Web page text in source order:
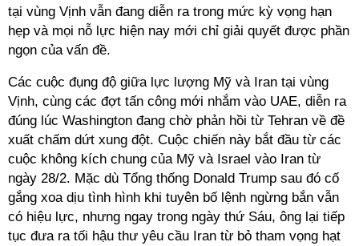
tại vùng Vịnh vẫn đang diễn ra trong mức kỳ vọng hạn
hẹp và mọi nỗ lực hiện nay mới chỉ giải quyết được phần
ngọn của vấn đề.
Các cuộc đụng độ giữa lực lượng Mỹ và Iran tại vùng
Vịnh, cùng các đợt tấn công mới nhắm vào UAE, diễn ra
đúng lúc Washington đang chờ phản hồi từ Tehran về đề
xuất chấm dứt xung đột. Cuộc chiến này bắt đầu từ các
cuộc không kích chung của Mỹ và Israel vào Iran từ
ngày 28/2. Mặc dù Tổng thống Donald Trump sau đó cố
gắng xoa dịu tình hình khi tuyên bố lệnh ngừng bắn vẫn
có hiệu lực, nhưng ngay trong ngày thứ Sáu, ông lại tiếp
tục đưa ra tối hậu thư yêu cầu Iran từ bỏ tham vọng hạt